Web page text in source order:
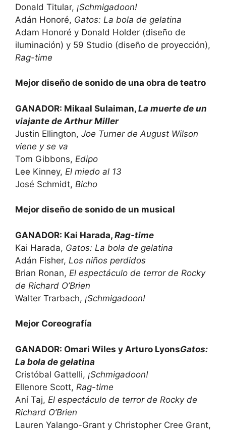
Donald Titular, ¡Schmigadoon!
Adán Honoré, Gatos: La bola de gelatina
Adam Honoré y Donald Holder (diseño de
iluminación) y 59 Studio (diseño de proyección),
Rag-time
Mejor diseño de sonido de una obra de teatro
GANADOR: Mikaal Sulaiman, La muerte de un
viajante de Arthur Miller
Justin Ellington, Joe Turner de August Wilson
viene y se va
Tom Gibbons, Edipo
Lee Kinney, El miedo al 13
José Schmidt, Bicho
Mejor diseño de sonido de un musical
GANADOR: Kai Harada, Rag-time
Kai Harada, Gatos: La bola de gelatina
Adán Fisher, Los niños perdidos
Brian Ronan, El espectáculo de terror de Rocky
de Richard O’Brien
Walter Trarbach, ¡Schmigadoon!
Mejor Coreografía
GANADOR: Omari Wiles y Arturo LyonsGatos:
La bola de gelatina
Cristóbal Gattelli, ¡Schmigadoon!
Ellenore Scott, Rag-time
Aní Taj, El espectáculo de terror de Rocky de
Richard O’Brien
Lauren Yalango-Grant y Christopher Cree Grant,